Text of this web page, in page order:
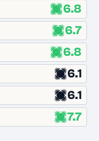
6.8
6.7
6.8
6.1
6.1
7.7